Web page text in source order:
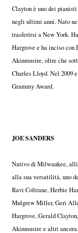
Clayton è uno dei
negli ultimi anni. Nato
trasferirsi a New York.
Hargrove e ha inciso
Akinmusire, oltre che
Charles Lloyd. Nel 2009
Grammy Award.
JOE SANDERS
Nativo di Milwaukee,
alla sua versatilità, uno
Ravi Coltrane, Herbie
Mulgrew Miller, Geri
Hargrove, Gerald
Akinmusire e altri ancora.